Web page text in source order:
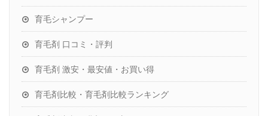
育毛シャンプー
育毛剤 口コミ・評判
育毛剤 激安・最安値・お買い得
育毛剤比較・育毛剤比較ランキング